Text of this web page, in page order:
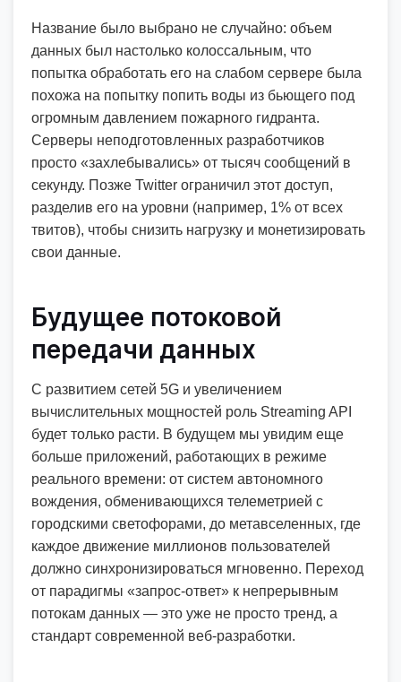
Название было выбрано не случайно: объем
данных был настолько колоссальным, что
попытка обработать его на слабом сервере была
похожа на попытку попить воды из бьющего под
огромным давлением пожарного гидранта.
Серверы неподготовленных разработчиков
просто «захлебывались» от тысяч сообщений в
секунду. Позже Twitter ограничил этот доступ,
разделив его на уровни (например, 1% от всех
твитов), чтобы снизить нагрузку и монетизировать
свои данные.
Будущее потоковой
передачи данных
С развитием сетей 5G и увеличением
вычислительных мощностей роль Streaming API
будет только расти. В будущем мы увидим еще
больше приложений, работающих в режиме
реального времени: от систем автономного
вождения, обменивающихся телеметрией с
городскими светофорами, до метавселенных, где
каждое движение миллионов пользователей
должно синхронизироваться мгновенно. Переход
от парадигмы «запрос-ответ» к непрерывным
потокам данных — это уже не просто тренд, а
стандарт современной веб-разработки.